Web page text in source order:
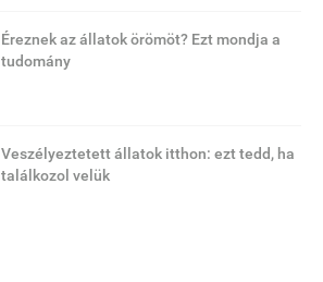
Éreznek az állatok örömöt? Ezt mondja a
tudomány
Veszélyeztetett állatok itthon: ezt tedd, ha
találkozol velük